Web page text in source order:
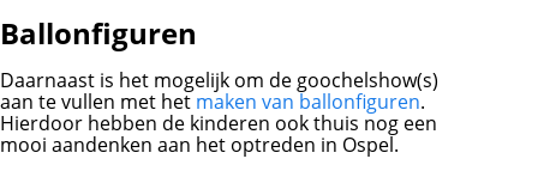
Ballonfiguren
Daarnaast is het mogelijk om de goochelshow(s)
aan te vullen met het maken van ballonfiguren.
Hierdoor hebben de kinderen ook thuis nog een
mooi aandenken aan het optreden in Ospel.